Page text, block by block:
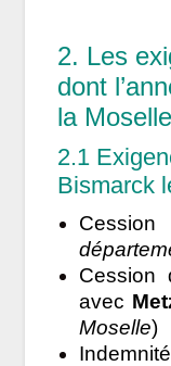
2. Les
dont
la
2.1
Bismarck
Cession
avec
Moselle)